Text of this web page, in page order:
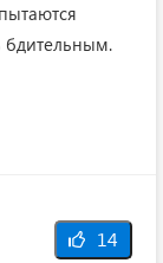
бдительным.
14